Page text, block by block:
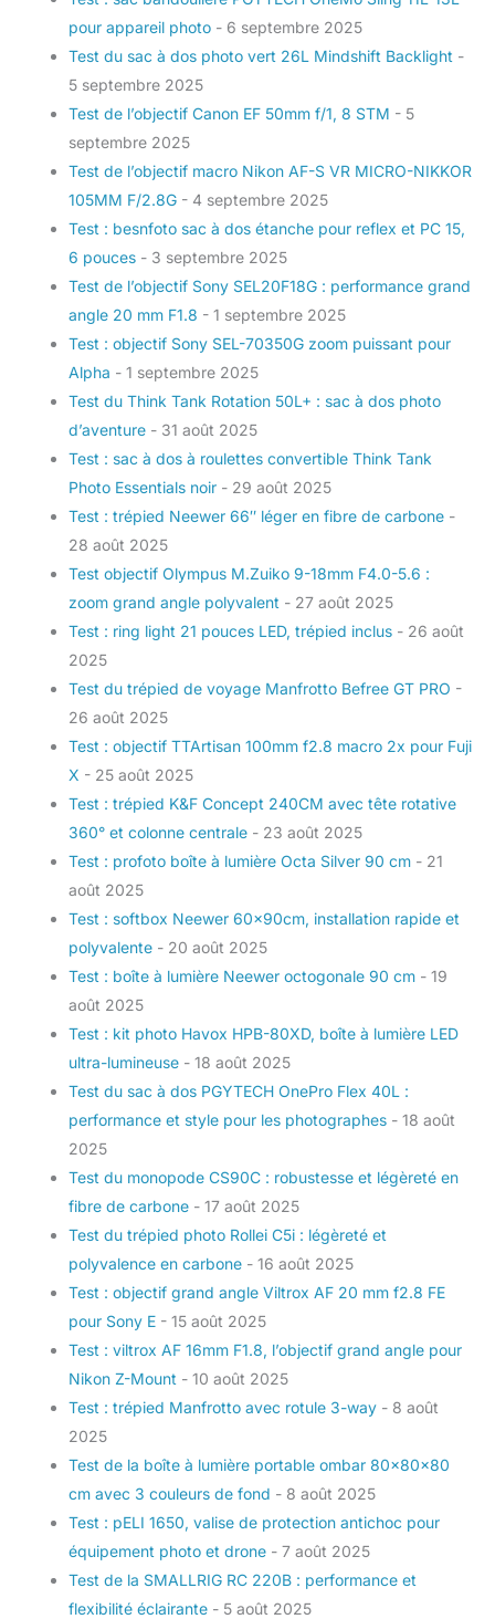
pour appareil photo - 6 septembre 2025
Test du sac à dos photo vert 26L Mindshift Backlight -
5 septembre 2025
Test de l’objectif Canon EF 50mm f/1, 8 STM - 5
septembre 2025
Test de l’objectif macro Nikon AF-S VR MICRO-NIKKOR
105MM F/2.8G - 4 septembre 2025
Test : besnfoto sac à dos étanche pour reflex et PC 15,
6 pouces - 3 septembre 2025
Test de l’objectif Sony SEL20F18G : performance grand
angle 20 mm F1.8 - 1 septembre 2025
Test : objectif Sony SEL-70350G zoom puissant pour
Alpha - 1 septembre 2025
Test du Think Tank Rotation 50L+ : sac à dos photo
d’aventure - 31 août 2025
Test : sac à dos à roulettes convertible Think Tank
Photo Essentials noir - 29 août 2025
Test : trépied Neewer 66″ léger en fibre de carbone -
28 août 2025
Test objectif Olympus M.Zuiko 9-18mm F4.0-5.6 :
zoom grand angle polyvalent - 27 août 2025
Test : ring light 21 pouces LED, trépied inclus - 26 août
2025
Test du trépied de voyage Manfrotto Befree GT PRO -
26 août 2025
Test : objectif TTArtisan 100mm f2.8 macro 2x pour Fuji
X - 25 août 2025
Test : trépied K&F Concept 240CM avec tête rotative
360° et colonne centrale - 23 août 2025
Test : profoto boîte à lumière Octa Silver 90 cm - 21
août 2025
Test : softbox Neewer 60x90cm, installation rapide et
polyvalente - 20 août 2025
Test : boîte à lumière Neewer octogonale 90 cm - 19
août 2025
Test : kit photo Havox HPB-80XD, boîte à lumière LED
ultra-lumineuse - 18 août 2025
Test du sac à dos PGYTECH OnePro Flex 40L :
performance et style pour les photographes - 18 août
2025
Test du monopode CS90C : robustesse et légèreté en
fibre de carbone - 17 août 2025
Test du trépied photo Rollei C5i : légèreté et
polyvalence en carbone - 16 août 2025
Test : objectif grand angle Viltrox AF 20 mm f2.8 FE
pour Sony E - 15 août 2025
Test : viltrox AF 16mm F1.8, l’objectif grand angle pour
Nikon Z-Mount - 10 août 2025
Test : trépied Manfrotto avec rotule 3-way - 8 août
2025
Test de la boîte à lumière portable ombar 80x80x80
cm avec 3 couleurs de fond - 8 août 2025
Test : pELI 1650, valise de protection antichoc pour
équipement photo et drone - 7 août 2025
Test de la SMALLRIG RC 220B : performance et
flexibilité éclairante - 5 août 2025